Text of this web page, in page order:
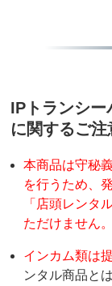
IPトランシー
に関するご注
本商品は守秘
を行うため、
「店頭レンタ
ただけません。
インカム類は
ンタル商品と